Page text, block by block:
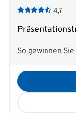
4,7
So gewinnen